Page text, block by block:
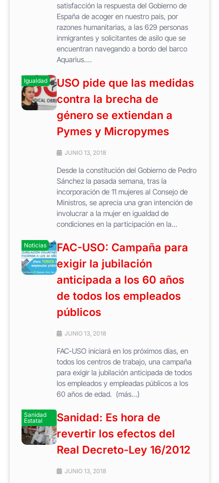
satisfacción la respuesta del Gobierno de
España de acoger en nuestro país, por
razones humanitarias, a las 629 personas
inmigrantes y solicitantes de asilo que se
encuentran navegando a bordo del barco
Aquarius....
Igualdad
USO pide que las medidas
contra la brecha de
género se extiendan a
Pymes y Micropymes
JUNIO 13, 2018
Desde la constitución del Gobierno de Pedro
Sánchez la pasada semana, tras la
incorporación de 11 mujeres al Consejo de
Ministros, se aprecia una gran intención de
involucrar a la mujer en igualdad de
condiciones en la participación en la...
Noticias
FAC-USO: Campaña para
exigir la jubilación
anticipada a los 60 años
de todos los empleados
públicos
JUNIO 13, 2018
FAC-USO iniciará en los próximos días, en
todos los centros de trabajo, una campaña
para exigir la jubilación anticipada de todos
los empleados y empleadas públicos a los
60 años de edad. (más…)
Sanidad
Estatal
Sanidad: Es hora de
revertir los efectos del
Real Decreto-Ley 16/2012
JUNIO 13, 2018